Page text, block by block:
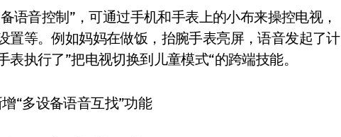
音控制”，可通过手机和手表上的小布来操控电视，
置等。例如妈妈在做饭，抬腕手表亮屏，语音发起了计
执行了”把电视切换到儿童模式“的跨端技能。